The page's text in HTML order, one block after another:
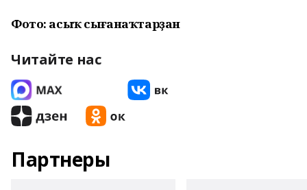
Фото: асыҡ сығанаҡтарҙан
Читайте нас
Партнеры